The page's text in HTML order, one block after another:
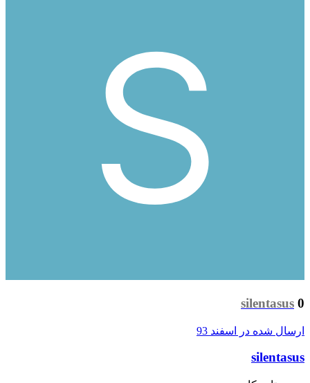
silentasus 0
ارسال شده در اسفند 93
silentasus